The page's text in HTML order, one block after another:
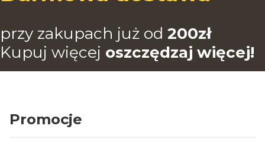
przy zakupach już od 200zł
Kupuj więcej oszczędzaj więcej!
Promocje